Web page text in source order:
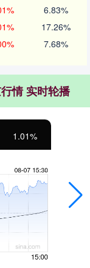
6.83%
17.26%
7.68%
情 实时轮播
1.01%